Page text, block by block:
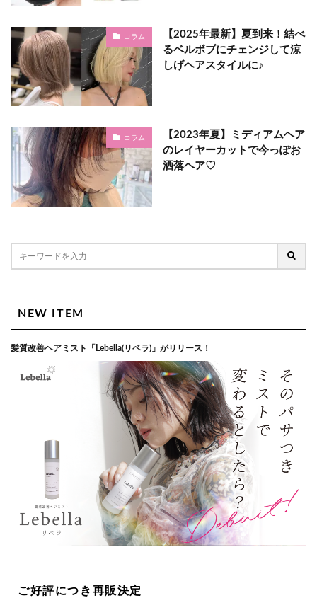
コラム
【2025年最新】夏到来！結べ
るベルボブにチェンジして涼
しげヘアスタイルに♪
コラム
【2023年夏】ミディアムヘア
のレイヤーカットで今っぽお
洒落ヘア♡
NEW ITEM
髪質改善ヘアミスト「Lebella(リベラ)」がリリース！
ご好評につき再販決定